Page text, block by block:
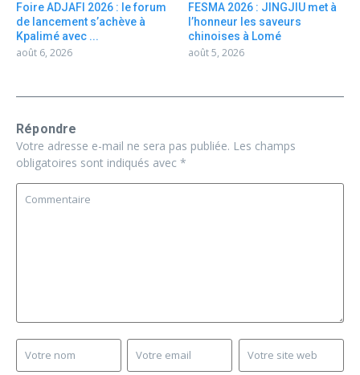
Foire ADJAFI 2026 : le forum
de lancement s’achève à
Kpalimé avec ...
août 6, 2026
FESMA 2026 : JINGJIU met à
l’honneur les saveurs
chinoises à Lomé
août 5, 2026
Répondre
Votre adresse e-mail ne sera pas publiée. Les champs
obligatoires sont indiqués avec *